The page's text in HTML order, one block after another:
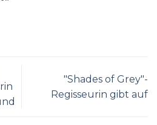
"Shades of Grey"-
Regisseurin gibt auf